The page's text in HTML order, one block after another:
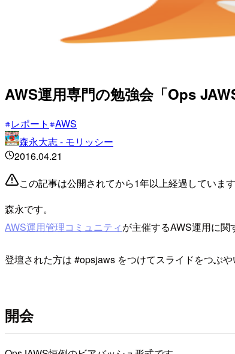
AWS運用専門の勉強会「Ops
レポート
AWS
森永大志 - モリッシー
2016.04.21
この記事は公開されてから1年以上経過していま
森永です。
AWS運用管理コミュニティが主催するAWS運用に関
登壇された方は #opsjaws をつけてスライドをつぶや
開会